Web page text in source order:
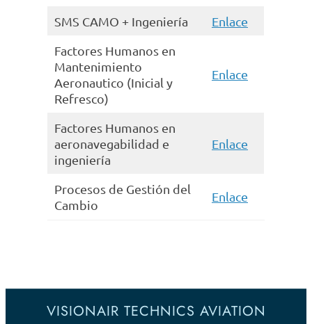
SMS CAMO + Ingeniería
Enlace
Factores Humanos en
Mantenimiento
Aeronautico (Inicial y
Refresco)
Enlace
Factores Humanos en
aeronavegabilidad e
ingeniería
Enlace
Procesos de Gestión del
Cambio
Enlace
VISIONAIR TECHNICS AVIATION